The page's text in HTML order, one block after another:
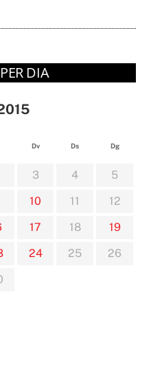
DIA
Dv Ds Dg
3 4
5
10 11
12
17 18
19
24 25
26